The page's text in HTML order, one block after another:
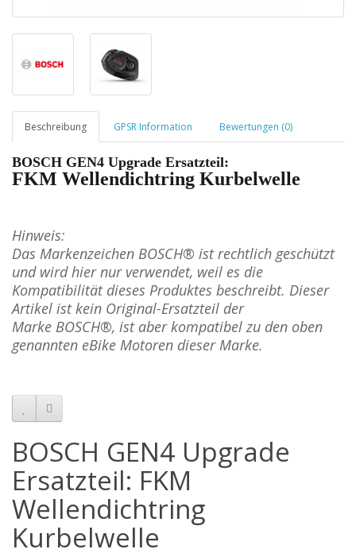
Beschreibung GPSR Information Bewertungen (0)
BOSCH GEN4 Upgrade Ersatzteil:
FKM Wellendichtring Kurbelwelle
Hinweis:
Das Markenzeichen BOSCH® ist rechtlich geschützt
und wird hier nur verwendet, weil es die
Kompatibilität dieses Produktes beschreibt. Dieser
Artikel ist kein Original-Ersatzteil der
Marke BOSCH®, ist aber kompatibel zu den oben
genannten eBike Motoren dieser Marke.
BOSCH GEN4 Upgrade
Ersatzteil: FKM
Wellendichtring
Kurbelwelle